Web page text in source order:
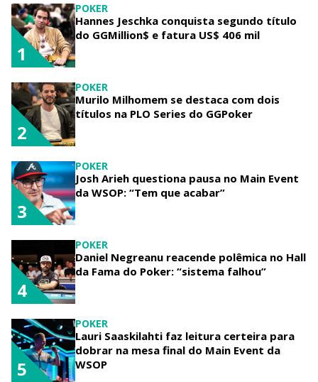
POKER
Hannes Jeschka conquista segundo título
do GGMillion$ e fatura US$ 406 mil
1
POKER
Murilo Milhomem se destaca com dois
títulos na PLO Series do GGPoker
2
POKER
Josh Arieh questiona pausa no Main Event
da WSOP: “Tem que acabar”
3
POKER
Daniel Negreanu reacende polêmica no Hall
da Fama do Poker: “sistema falhou”
4
POKER
Lauri Saaskilahti faz leitura certeira para
dobrar na mesa final do Main Event da
WSOP
5